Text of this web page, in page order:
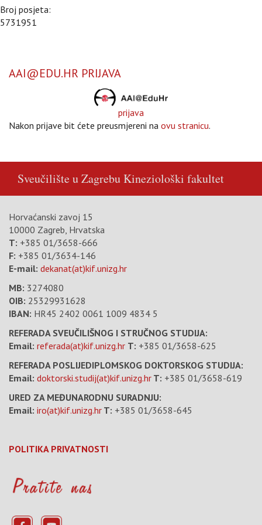
Broj posjeta:
5731951
AAI@EDU.HR PRIJAVA
prijava
Nakon prijave bit ćete preusmjereni na ovu stranicu.
Sveučilište u ZagrebuKineziološki fakultet
Horvaćanski zavoj 15
10000 Zagreb, Hrvatska
T: +385 01/3658-666
F: +385 01/3634-146
E-mail: dekanat(at)kif.unizg.hr
MB: 3274080
OIB: 25329931628
IBAN: HR45 2402 0061 1009 4834 5
REFERADA SVEUČILIŠNOG I STRUČNOG STUDIJA:
Email: referada(at)kif.unizg.hr T: +385 01/3658-625
REFERADA POSLIJEDIPLOMSKOG DOKTORSKOG STUDIJA:
Email: doktorski.studij(at)kif.unizg.hr T: +385 01/3658-619
URED ZA MEĐUNARODNU SURADNJU:
Email: iro(at)kif.unizg.hr T: +385 01/3658-645
POLITIKA PRIVATNOSTI